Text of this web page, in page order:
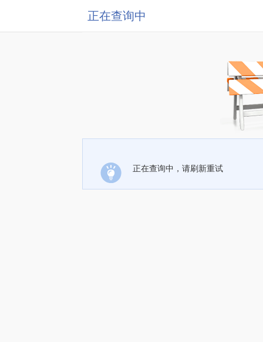
正在查询中
正在查询中，请刷新重试